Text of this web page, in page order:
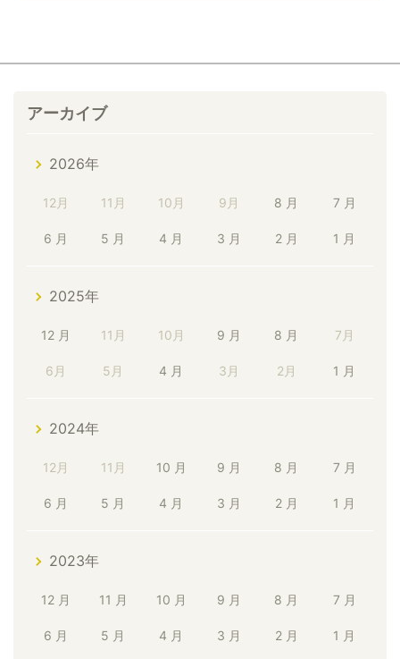
アーカイブ
2026年
12月 11月 10月 9月 8 月 7 月
6 月 5 月 4 月 3 月 2 月 1 月
2025年
12 月 11月 10月 9 月 8 月 7月
6月 5月 4 月 3月 2月 1 月
2024年
12月 11月 10 月 9 月 8 月 7 月
6 月 5 月 4 月 3 月 2 月 1 月
2023年
12 月 11 月 10 月 9 月 8 月 7 月
6 月 5 月 4 月 3 月 2 月 1 月